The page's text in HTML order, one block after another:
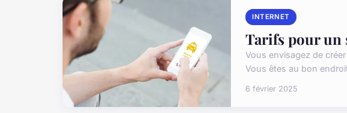
INTERNET
Tarifs pour un
Vous envisagez de
Vous êtes au bon
6 février 2025